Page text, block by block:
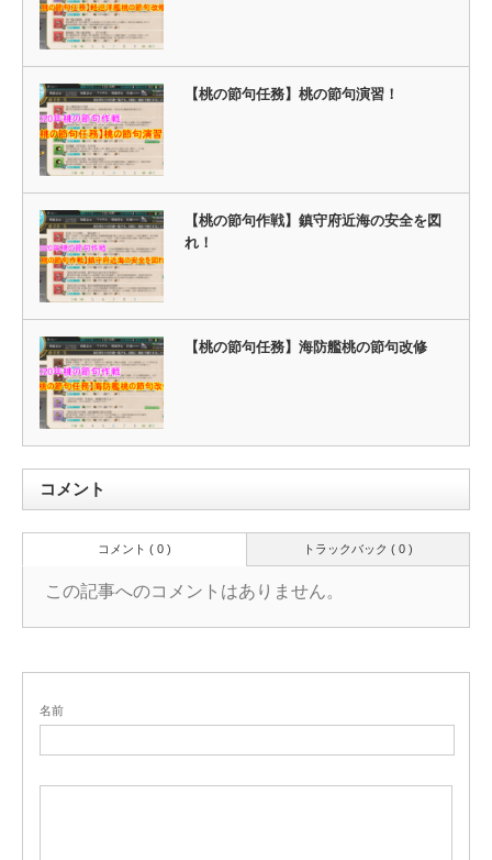
【桃の節句任務】桃の節句演習！
【桃の節句作戦】鎮守府近海の安全を図
れ！
【桃の節句任務】海防艦桃の節句改修
コメント
トラックバック ( 0 )
コメント ( 0 )
この記事へのコメントはありません。
名前